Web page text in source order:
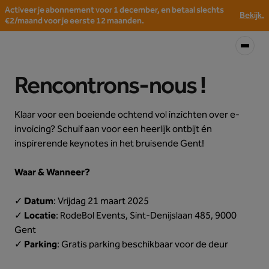
Activeer je abonnement voor 1 december, en betaal slechts
€2/maand voor je eerste 12 maanden.
Bekijk.
Rencontrons-nous !
Klaar voor een boeiende ochtend vol inzichten over e-
invoicing? Schuif aan voor een heerlijk ontbijt én
inspirerende keynotes in het bruisende Gent!
Waar & Wanneer?
✓ Datum: Vrijdag 21 maart 2025
✓ Locatie: RodeBol Events, Sint-Denijslaan 485, 9000
Gent
✓ Parking: Gratis parking beschikbaar voor de deur